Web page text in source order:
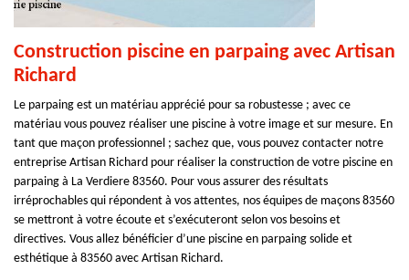
Construction piscine en parpaing avec Artisan
Richard
Le parpaing est un matériau apprécié pour sa robustesse ; avec ce
matériau vous pouvez réaliser une piscine à votre image et sur mesure. En
tant que maçon professionnel ; sachez que, vous pouvez contacter notre
entreprise Artisan Richard pour réaliser la construction de votre piscine en
parpaing à La Verdiere 83560. Pour vous assurer des résultats
irréprochables qui répondent à vos attentes, nos équipes de maçons 83560
se mettront à votre écoute et s’exécuteront selon vos besoins et
directives. Vous allez bénéficier d’une piscine en parpaing solide et
esthétique à 83560 avec Artisan Richard.